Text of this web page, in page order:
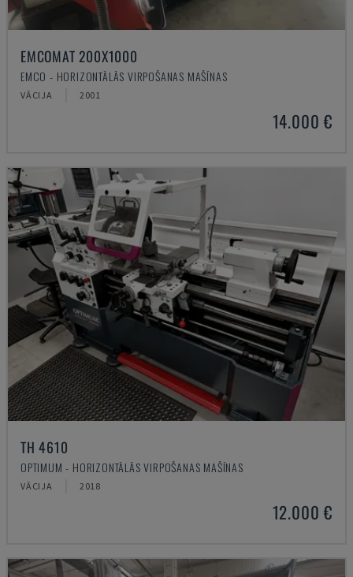
EMCOMAT 200X1000
EMCO - HORIZONTĀLĀS VIRPOŠANAS MAŠĪNAS
VĀCIJA 2001
14.000 €
TH 4610
OPTIMUM - HORIZONTĀLĀS VIRPOŠANAS MAŠĪNAS
VĀCIJA 2018
12.000 €